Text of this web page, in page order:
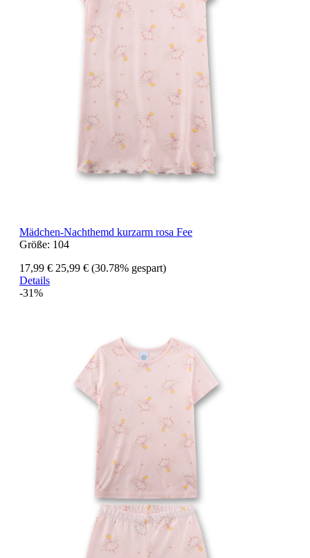
Mädchen-Nachthemd kurzarm rosa Fee
Größe: 104
17,99 € 25,99 € (30.78% gespart)
Details
-31%